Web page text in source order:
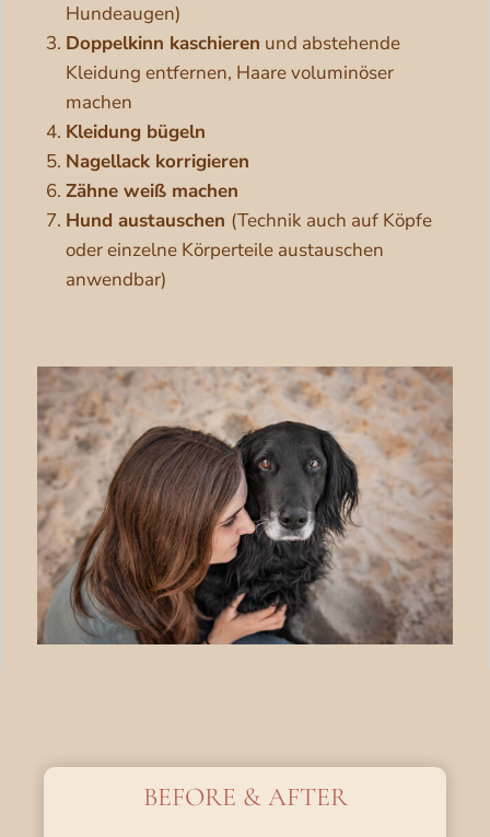
Hundeaugen)
Doppelkinn kaschieren und abstehende
Kleidung entfernen, Haare voluminöser
machen
Kleidung bügeln
Nagellack korrigieren
Zähne weiß machen
Hund austauschen (Technik auch auf Köpfe
oder einzelne Körperteile austauschen
anwendbar)
BEFORE & AFTER